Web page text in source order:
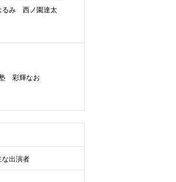
るみ 西ノ園達太
彩輝なお
な出演者